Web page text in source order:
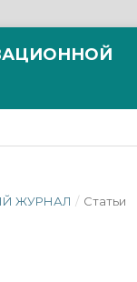
ЖУРНАЛ / Статьи